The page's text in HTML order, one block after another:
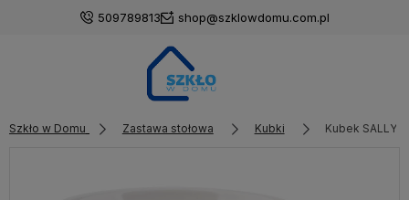
509789813 shop@szklowdomu.com.pl
Szkło w Domu Zastawa stołowa Kubki Kubek SALLY